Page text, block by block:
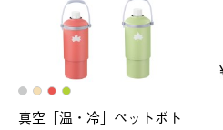
真空「温・冷」ペットボト